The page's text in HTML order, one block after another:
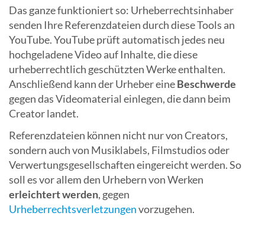
Das ganze funktioniert so: Urheberrechtsinhaber
senden Ihre Referenzdateien durch diese Tools an
YouTube. YouTube prüft automatisch jedes neu
hochgeladene Video auf Inhalte, die diese
urheberrechtlich geschützten Werke enthalten.
Anschließend kann der Urheber eineBeschwerde
gegen das Videomaterial einlegen, die dann beim
Creator landet.
Referenzdateien können nicht nur von Creators,
sondern auch von Musiklabels, Filmstudios oder
Verwertungsgesellschaften eingereicht werden. So
soll es vor allem den Urhebern von Werken
erleichtert werden, gegen
Urheberrechtsverletzungenvorzugehen.